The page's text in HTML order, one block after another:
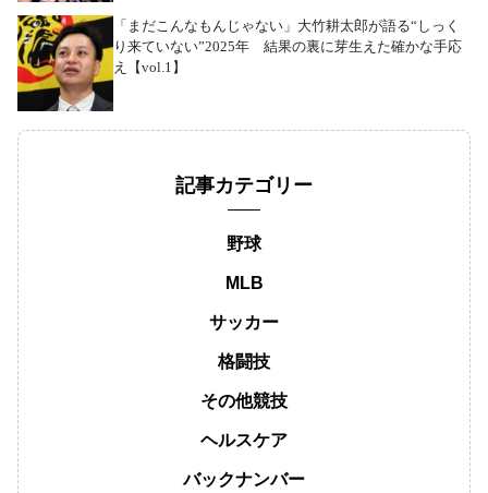
「まだこんなもんじゃない」大竹耕太郎が語る“しっく
り来ていない”2025年 結果の裏に芽生えた確かな手応
え【vol.1】
記事カテゴリー
野球
MLB
サッカー
格闘技
その他競技
ヘルスケア
バックナンバー